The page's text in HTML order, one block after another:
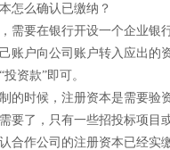
么确认已缴纳？
要在银行开设一个企业银
己账户向公司账户转入应出的
资款”即可。
时候，注册资本是需要验
要了，只有一些招投标项目
合作公司的注册资本已经实